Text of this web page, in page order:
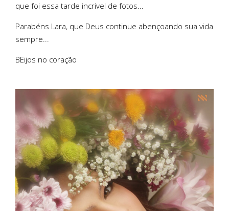
que foi essa tarde incrivel de fotos...
Parabéns Lara, que Deus continue abençoando sua vida
sempre...
BEijos no coração